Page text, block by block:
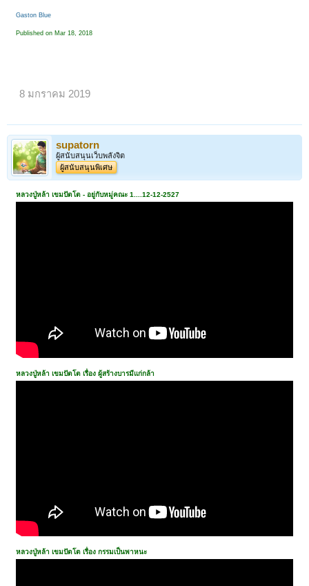
Gaston Blue
Published on Mar 18, 2018
8 มกราคม 2019
supatorn
ผู้สนับสนุนเว็บพลังจิต
ผู้สนับสนุนพิเศษ
หลวงปู่หล้า เขมปัตโต - อยู่กับหมู่คณะ 1....12-12-2527
หลวงปู่หล้า เขมปัตโต เรื่อง ผู้สร้างบารมีแก่กล้า
หลวงปู่หล้า เขมปัตโต เรื่อง กรรมเป็นพาหนะ